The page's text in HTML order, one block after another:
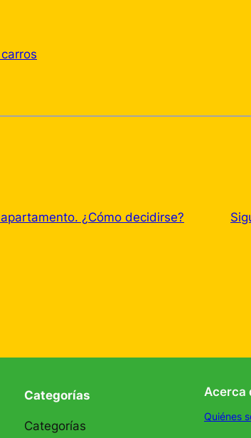
¿Cómo decidirse?
Categorías
Categorías
Acerca
Quiénes